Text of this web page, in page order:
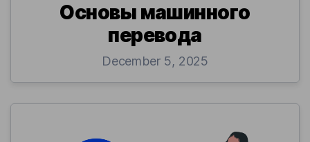
Основы машинного
перевода
December 5, 2025